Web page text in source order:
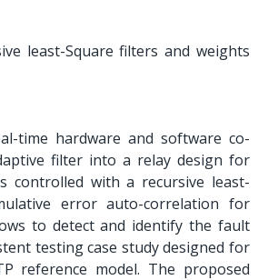
least-Square filters and weights
time hardware and software co-
filter into a relay design for
controlled with a recursive least-
error auto-correlation for
to detect and identify the fault
testing case study designed for
reference model. The proposed